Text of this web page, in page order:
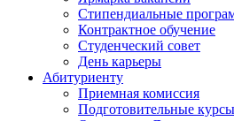
Стипендиальные
Контрактное обучение
Студенческий совет
День карьеры
Абитуриенту
Приемная комиссия
Подготовительные курсы